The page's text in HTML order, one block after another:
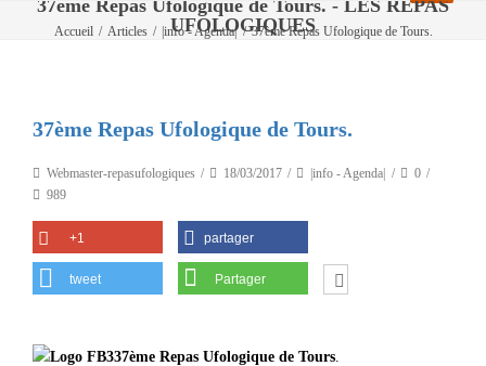
37ème Repas Ufologique de Tours. - LES REPAS
UFOLOGIQUES
Accueil / Articles / |info - Agenda| / 37ème Repas Ufologique de Tours.
37ème Repas Ufologique de Tours.
Webmaster-repasufologiques 18/03/2017 |info - Agenda|
0
989
+1 partager
tweet Partager
37ème Repas Ufologique de Tours.